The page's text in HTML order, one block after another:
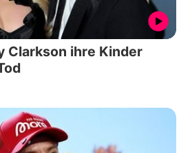
Clarkson ihre Kinder